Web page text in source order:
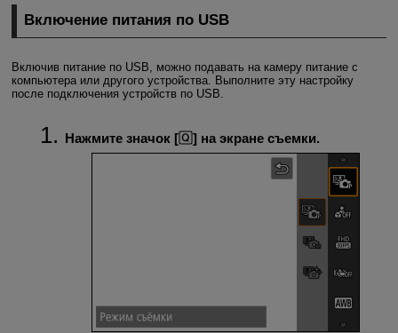
Включение питания по USB
Включив питание по USB, можно подавать на камеру питание с
компьютера или другого устройства. Выполните эту настройку
после подключения устройств по USB.
Нажмите значок [ ] на экране съемки.